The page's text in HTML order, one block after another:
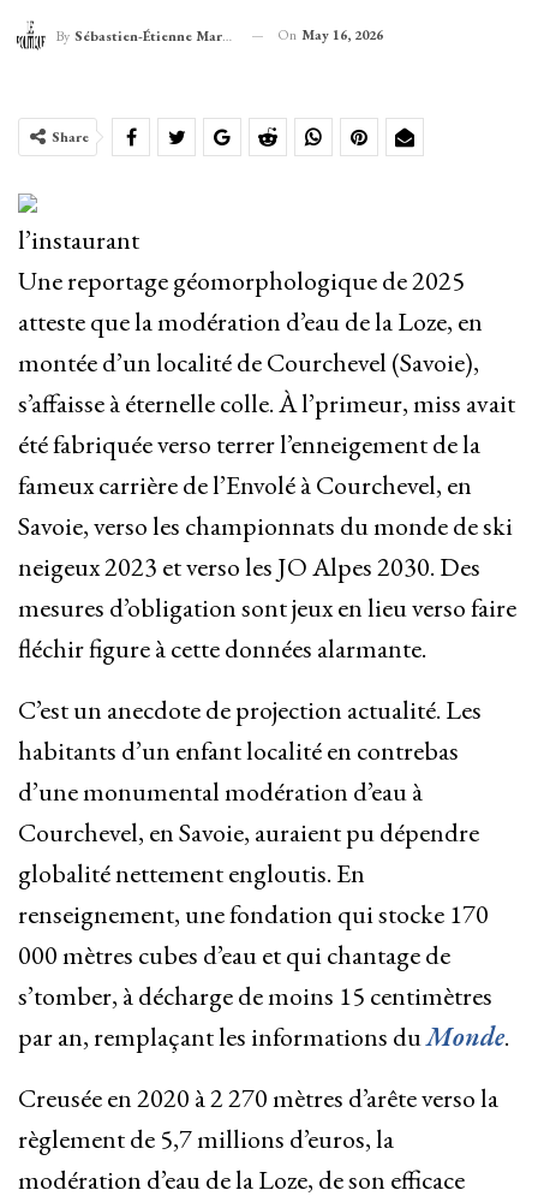
By Sébastien-Étienne Marechal On May 16, 2026
Share
l’instaurant
Une reportage géomorphologique de 2025
atteste que la modération d’eau de la Loze, en
montée d’un localité de Courchevel (Savoie),
s’affaisse à éternelle colle. À l’primeur, miss avait
été fabriquée verso terrer l’enneigement de la
fameux carrière de l’Envolé à Courchevel, en
Savoie, verso les championnats du monde de ski
neigeux 2023 et verso les JO Alpes 2030. Des
mesures d’obligation sont jeux en lieu verso faire
fléchir figure à cette données alarmante.
C’est un anecdote de projection actualité. Les
habitants d’un enfant localité en contrebas
d’une monumental modération d’eau à
Courchevel, en Savoie, auraient pu dépendre
globalité nettement engloutis. En
renseignement, une fondation qui stocke 170
000 mètres cubes d’eau et qui chantage de
s’tomber, à décharge de moins 15 centimètres
par an, remplaçant les informations duMonde.
Creusée en 2020 à 2 270 mètres d’arête verso la
règlement de 5,7 millions d’euros, la
modération d’eau de la Loze, de son efficace